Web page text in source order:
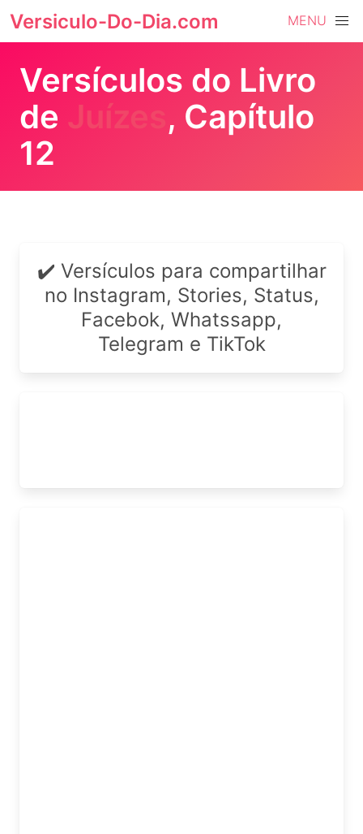
Versiculo-Do-Dia.com MENU
Versículos do Livro
de Juízes, Capítulo
12
✔️ Versículos para compartilhar
no Instagram, Stories, Status,
Facebok, Whatssapp,
Telegram e TikTok